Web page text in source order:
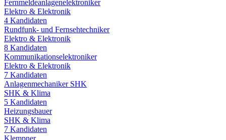
Fernmeldeanlagenelektroniker
Elektro & Elektronik
4 Kandidaten
Rundfunk- und Fernsehtechniker
Elektro & Elektronik
8 Kandidaten
Kommunikationselektroniker
Elektro & Elektronik
7 Kandidaten
Anlagenmechaniker SHK
SHK & Klima
5 Kandidaten
Heizungsbauer
SHK & Klima
7 Kandidaten
Klempner